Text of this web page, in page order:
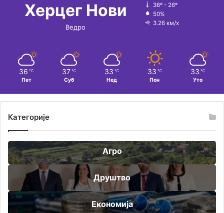
Херцег Нови
Ведро
36º - 26º
50%
3.26 км/х
36 ℃
Пет
37 ℃
Суб
33 ℃
Нед
33 ℃
Пон
33 ℃
Уто
Категорије
Агро
Друштво
Економија